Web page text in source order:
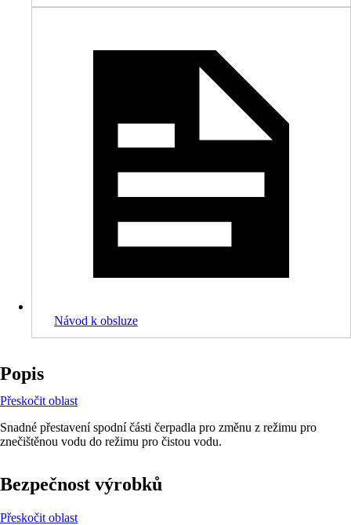
Návod k obsluze
Popis
Přeskočit oblast
Snadné přestavení spodní části čerpadla pro změnu z režimu pro
znečištěnou vodu do režimu pro čistou vodu.
Bezpečnost výrobků
Přeskočit oblast